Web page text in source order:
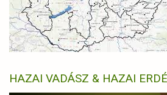
HAZAI VADÁSZ & HAZAI